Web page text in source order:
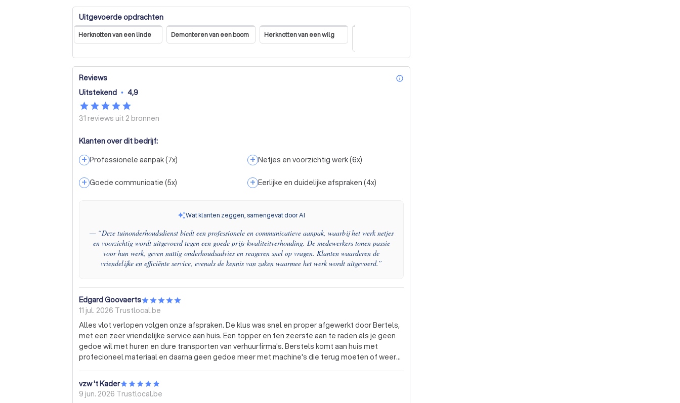
Uitgevoerde opdrachten
Herknotten van een linde Demonteren van een boom Herknotten van een wilg
Reviews info_outline
Uitstekend • 4,9
31 reviews uit 2 bronnen
Klanten over dit bedrijf:
+ Professionele aanpak(7x) + Netjes en voorzichtig werk(6x)
+ Goede communicatie (5x) + Eerlijke en duidelijke afspraken (4x)
Wat klanten zeggen, samengevat door AI
— “Deze tuinonderhoudsdienst biedt een professionele en communicatieve aanpak, waarbij het werk netjes
en voorzichtig wordt uitgevoerd tegen een goede prijs-kwaliteitverhouding. De medewerkers tonen passie
voor hun werk, geven nuttig onderhoudsadvies en reageren snel op vragen. Klanten waarderen de
vriendelijke en efficiënte service, evenals de kennis van zaken waarmee het werk wordt uitgevoerd.”
Edgard Goovaerts
11 jul. 2026 Trustlocal.be
Alles vlot verlopen volgen onze afspraken. De klus was snel en proper afgewerkt door Bertels,
met een zeer vriendelijke service aan huis. Een topper en ten zeerste aan te raden als je geen
gedoe wil met huren en dure transporten van verhuurfirma's. Berstels komt aan huis met
profecioneel materiaal en daarna geen gedoe meer met machine's die terug moeten of weer
vzw 't Kader
9 jun. 2026 Trustlocal.be